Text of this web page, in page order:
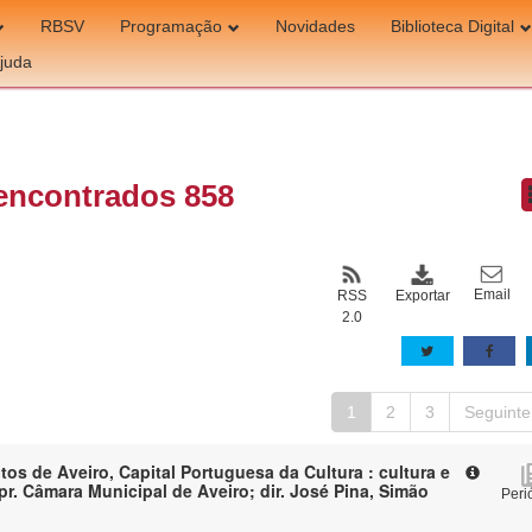
RBSV Programação Novidades Biblioteca Digital
858
Email
Exportar
RSS
2.0
1 2 3 Seguinte
de Aveiro, Capital Portuguesa da Cultura : cultura e
Câmara Municipal de Aveiro; dir. José Pina, Simão